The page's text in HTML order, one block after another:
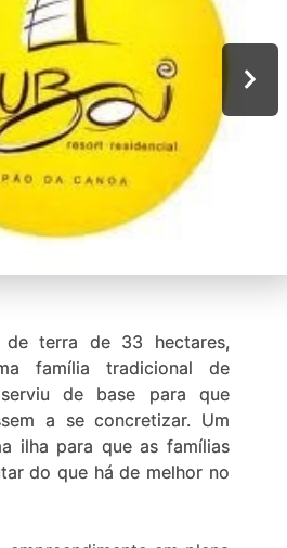
de terra de 33 hectares,
família tradicional de
de base para que
a se concretizar. Um
ilha para que as famílias
do que há de melhor no